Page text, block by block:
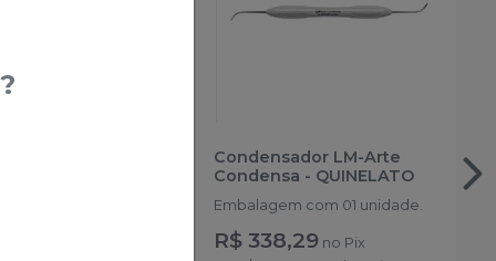
Condensador LM-Arte
Condensa - QUINELATO
Embalagem com 01 unidade.
R$ 338,29 no Pix